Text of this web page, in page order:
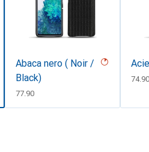
Abaca nero ( Noir /
Black)
CHF
77.90
CHF